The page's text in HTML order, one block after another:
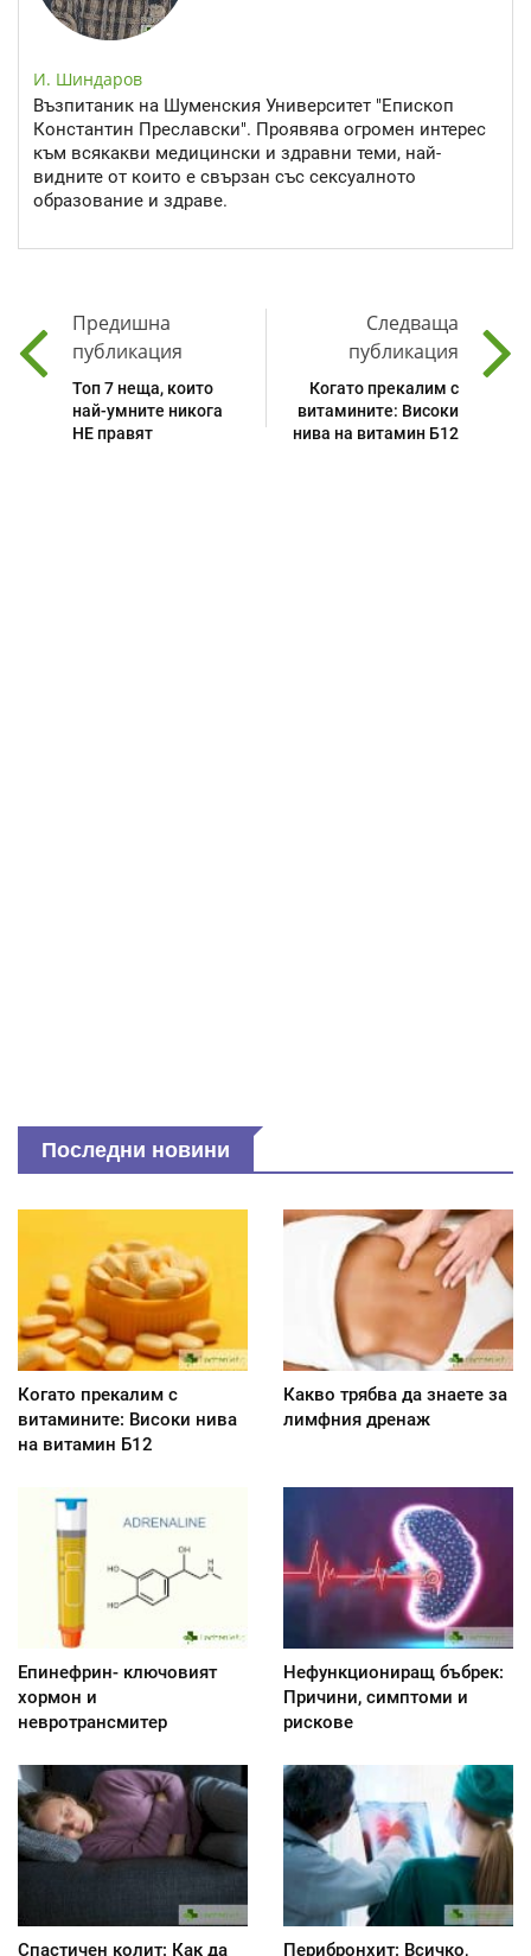
И. Шиндаров
Възпитаник на Шуменския Университет "Епископ
Константин Преславски". Проявява огромен интерес
към всякакви медицински и здравни теми, най-
видните от които е свързан със сексуалното
образование и здраве.
Предишна
публикация
Топ 7 неща, които
най-умните никога
НЕ правят
Следваща
публикация
Когато прекалим с
витамините: Високи
нива на витамин Б12
Последни новини
Когато прекалим с
витамините: Високи нива
на витамин Б12
Какво трябва да знаете за
лимфния дренаж
Епинефрин- ключовият
хормон и
невротрансмитер
Нефункциониращ бъбрек:
Причини, симптоми и
рискове
Спастичен колит: Как да Перибронхит: Всичко,